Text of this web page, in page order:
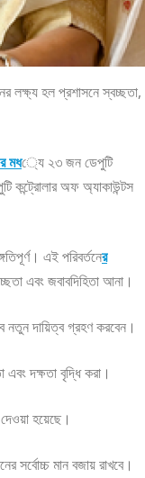
লক্ষ্য হল প্রশাসনে স্বচ্ছতা,
র মধ্যে ২৩ জন ডেপুটি
কন্ট্রোলার অফ অ্যাকাউন্টস
এই পরিবর্তনের
এবং জবাবদিহিতা আনা।
নতুন দায়িত্ব গ্রহণ করবেন।
দক্ষতা বৃদ্ধি করা।
হয়েছে।
সর্বোচ্চ মান বজায় রাখবে।